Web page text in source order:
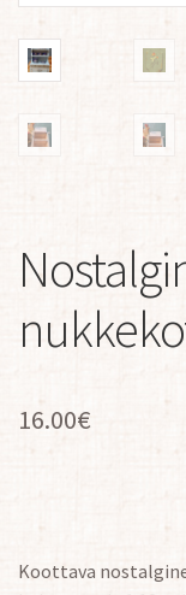
16.00€
Koottava